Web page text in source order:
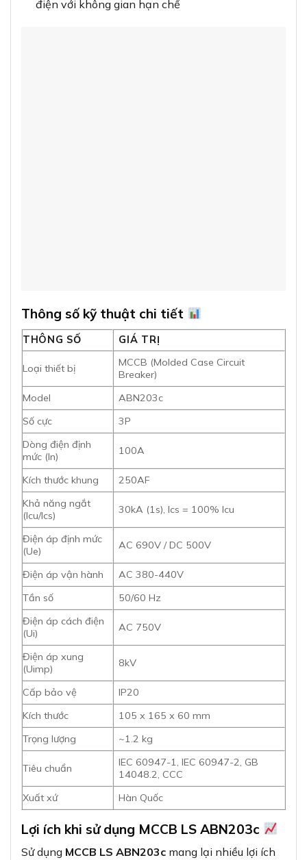
điện với không gian hạn chế
Thông số kỹ thuật chi tiết
THÔNG SỐ GIÁ TRỊ
Loại thiết bị
MCCB (Molded Case Circuit
Breaker)
Model
ABN203c
Số cực
3P
Dòng điện định
mức (In)
100A
Kích thước khung
250AF
Khả năng ngắt
(Icu/Ics)
30kA (1s), Ics = 100% Icu
Điện áp định mức
(Ue)
AC 690V / DC 500V
Điện áp vận hành
AC 380-440V
Tần số
50/60 Hz
Điện áp cách điện
(Ui)
AC 750V
Điện áp xung
(Uimp)
8kV
Cấp bảo vệ
IP20
Kích thước
105 x 165 x 60 mm
Trọng lượng
~1.2 kg
Tiêu chuẩn
IEC 60947-1, IEC 60947-2, GB
14048.2, CCC
Xuất xứ
Hàn Quốc
Lợi ích khi sử dụng MCCB LS ABN203c
Sử dụng MCCB LS ABN203c mang lại nhiều lợi ích